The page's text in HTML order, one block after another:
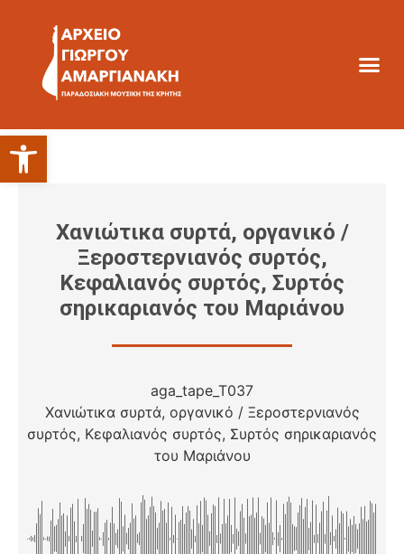
Ανοίξτε τη γραμμή εργαλείων
Χανιώτικα συρτά, οργανικό /
Ξεροστερνιανός συρτός,
Κεφαλιανός συρτός, Συρτός
σηρικαριανός του Μαριάνου
aga_tape_T037
Χανιώτικα συρτά, οργανικό / Ξεροστερνιανός
συρτός, Κεφαλιανός συρτός, Συρτός σηρικαριανός
του Μαριάνου